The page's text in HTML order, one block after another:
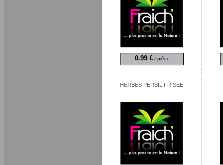
0.99 €/ pièce
HERBES PERSIL FRISEE